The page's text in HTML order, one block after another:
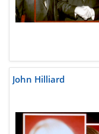
John Hilliard